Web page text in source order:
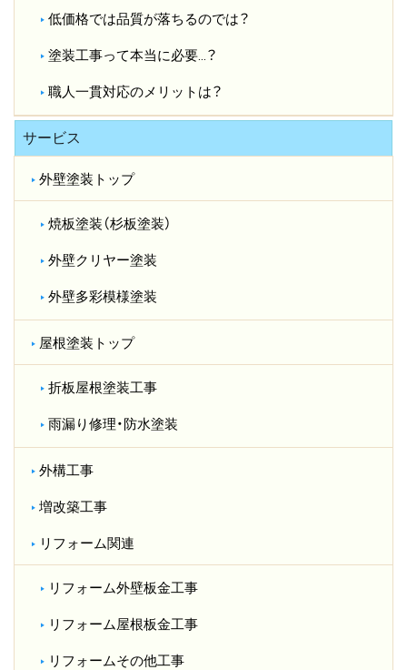
低価格では品質が落ちるのでは？​
塗装工事って本当に必要…？​
職人一貫対応のメリットは？​
サービス
外壁塗装トップ
焼板塗装（杉板塗装）
外壁クリヤー塗装
外壁多彩模様塗装
屋根塗装トップ
折板屋根塗装工事
雨漏り修理・防水塗装
外構工事
増改築工事
リフォーム関連
リフォーム外壁板金工事
リフォーム屋根板金工事
リフォームその他工事